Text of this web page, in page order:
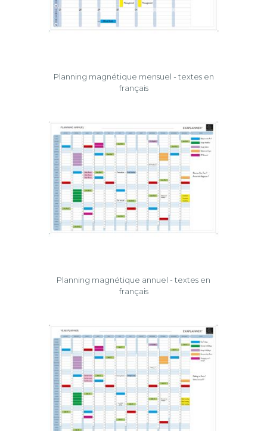
Planning magnétique mensuel - textes en
français
Planning magnétique annuel - textes en
français